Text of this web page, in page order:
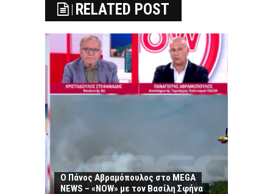
RELATED POST
Ο Πάνος Αβραμόπουλος στο MEGA
NEWS – «NOW» με τον Βασίλη Σφήνα